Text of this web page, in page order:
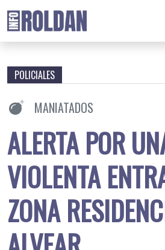
POLICIALES
MANIATADOS
ALERTA POR
VIOLENTA
ZONA